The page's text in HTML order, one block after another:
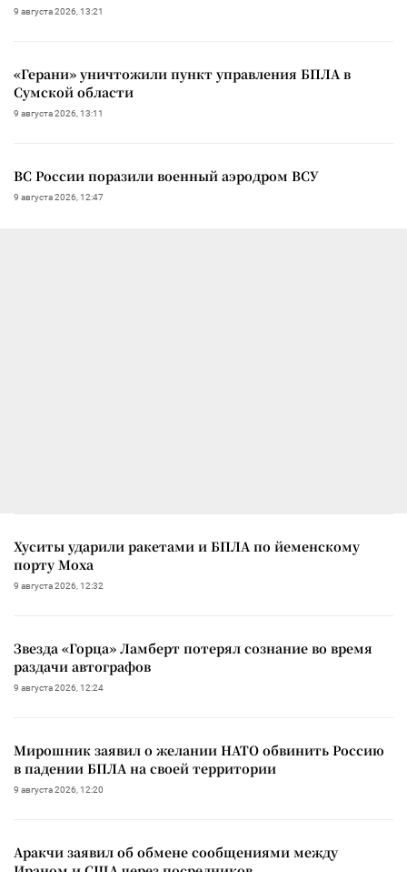
9 августа 2026, 13:21
«Герани» уничтожили пункт управления БПЛА в
Сумской области
9 августа 2026, 13:11
ВС России поразили военный аэродром ВСУ
9 августа 2026, 12:47
Хуситы ударили ракетами и БПЛА по йеменскому
порту Моха
9 августа 2026, 12:32
Звезда «Горца» Ламберт потерял сознание во время
раздачи автографов
9 августа 2026, 12:24
Мирошник заявил о желании НАТО обвинить Россию
в падении БПЛА на своей территории
9 августа 2026, 12:20
Аракчи заявил об обмене сообщениями между